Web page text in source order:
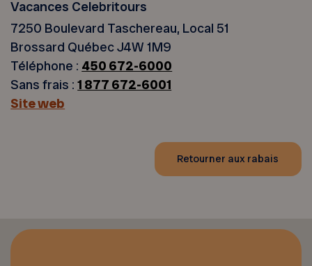
Vacances Celebritours
7250 Boulevard Taschereau, Local 51
Brossard Québec J4W 1M9
Téléphone : 450 672-6000
Sans frais :1 877 672-6001
Site web
Retourner aux rabais